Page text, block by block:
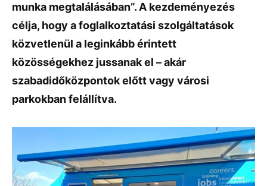
munka megtalálásában”. A kezdeményezés
célja, hogy a foglalkoztatási szolgáltatások
közvetlenül a leginkább érintett
közösségekhez jussanak el – akár
szabadidőközpontok előtt vagy városi
parkokban felállítva.